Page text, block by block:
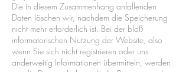
Die in diesem Zusammenhang anfallenden
Daten löschen wir, nachdem die Speicherung
nicht mehr erforderlich ist. Bei der bloß
informatorischen Nutzung der Website, also
wenn Sie sich nicht registrieren oder uns
anderweitig Informationen übermitteln, werden